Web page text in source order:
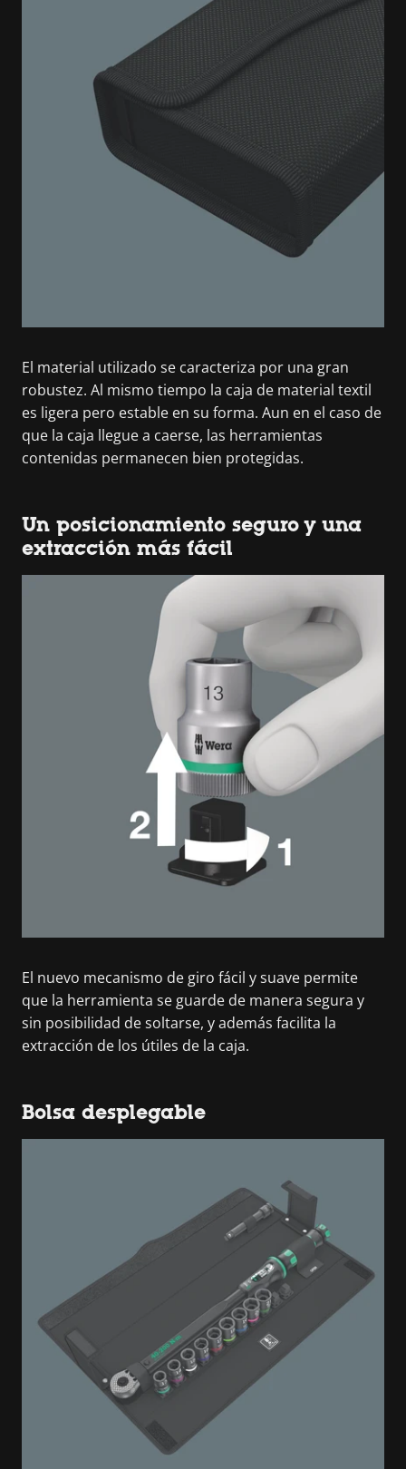
El material utilizado se caracteriza por una gran
robustez. Al mismo tiempo la caja de material textil
es ligera pero estable en su forma. Aun en el caso de
que la caja llegue a caerse, las herramientas
contenidas permanecen bien protegidas.
Un posicionamiento seguro y una
extracción más fácil
El nuevo mecanismo de giro fácil y suave permite
que la herramienta se guarde de manera segura y
sin posibilidad de soltarse, y además facilita la
extracción de los útiles de la caja.
Bolsa desplegable